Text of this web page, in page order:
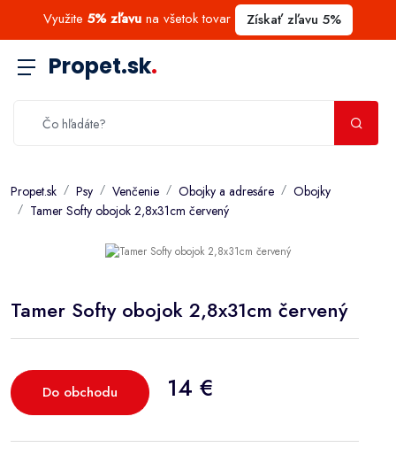
Využite 5% zľavu na všetok tovar Získať zľavu 5%
Propet.sk.
Propet.sk Psy Venčenie Obojky a adresáre
Obojky
Tamer Softy obojok 2,8x31cm červený
Tamer Softy obojok 2,8x31cm červený
Do obchodu 14 €